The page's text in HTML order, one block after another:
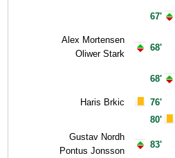
Alex Mortensen
Oliwer Stark
Haris Brkic
Gustav Nordh
Pontus Jonsson
67'
68'
68'
76'
80'
83'